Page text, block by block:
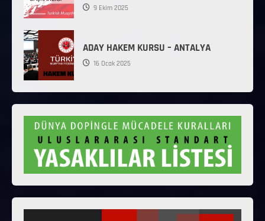
9 Ekim 2025
ADAY HAKEM KURSU – ANTALYA
16 Ocak 2025